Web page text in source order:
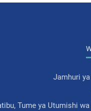
Jamhuri
Tume ya Utumishi